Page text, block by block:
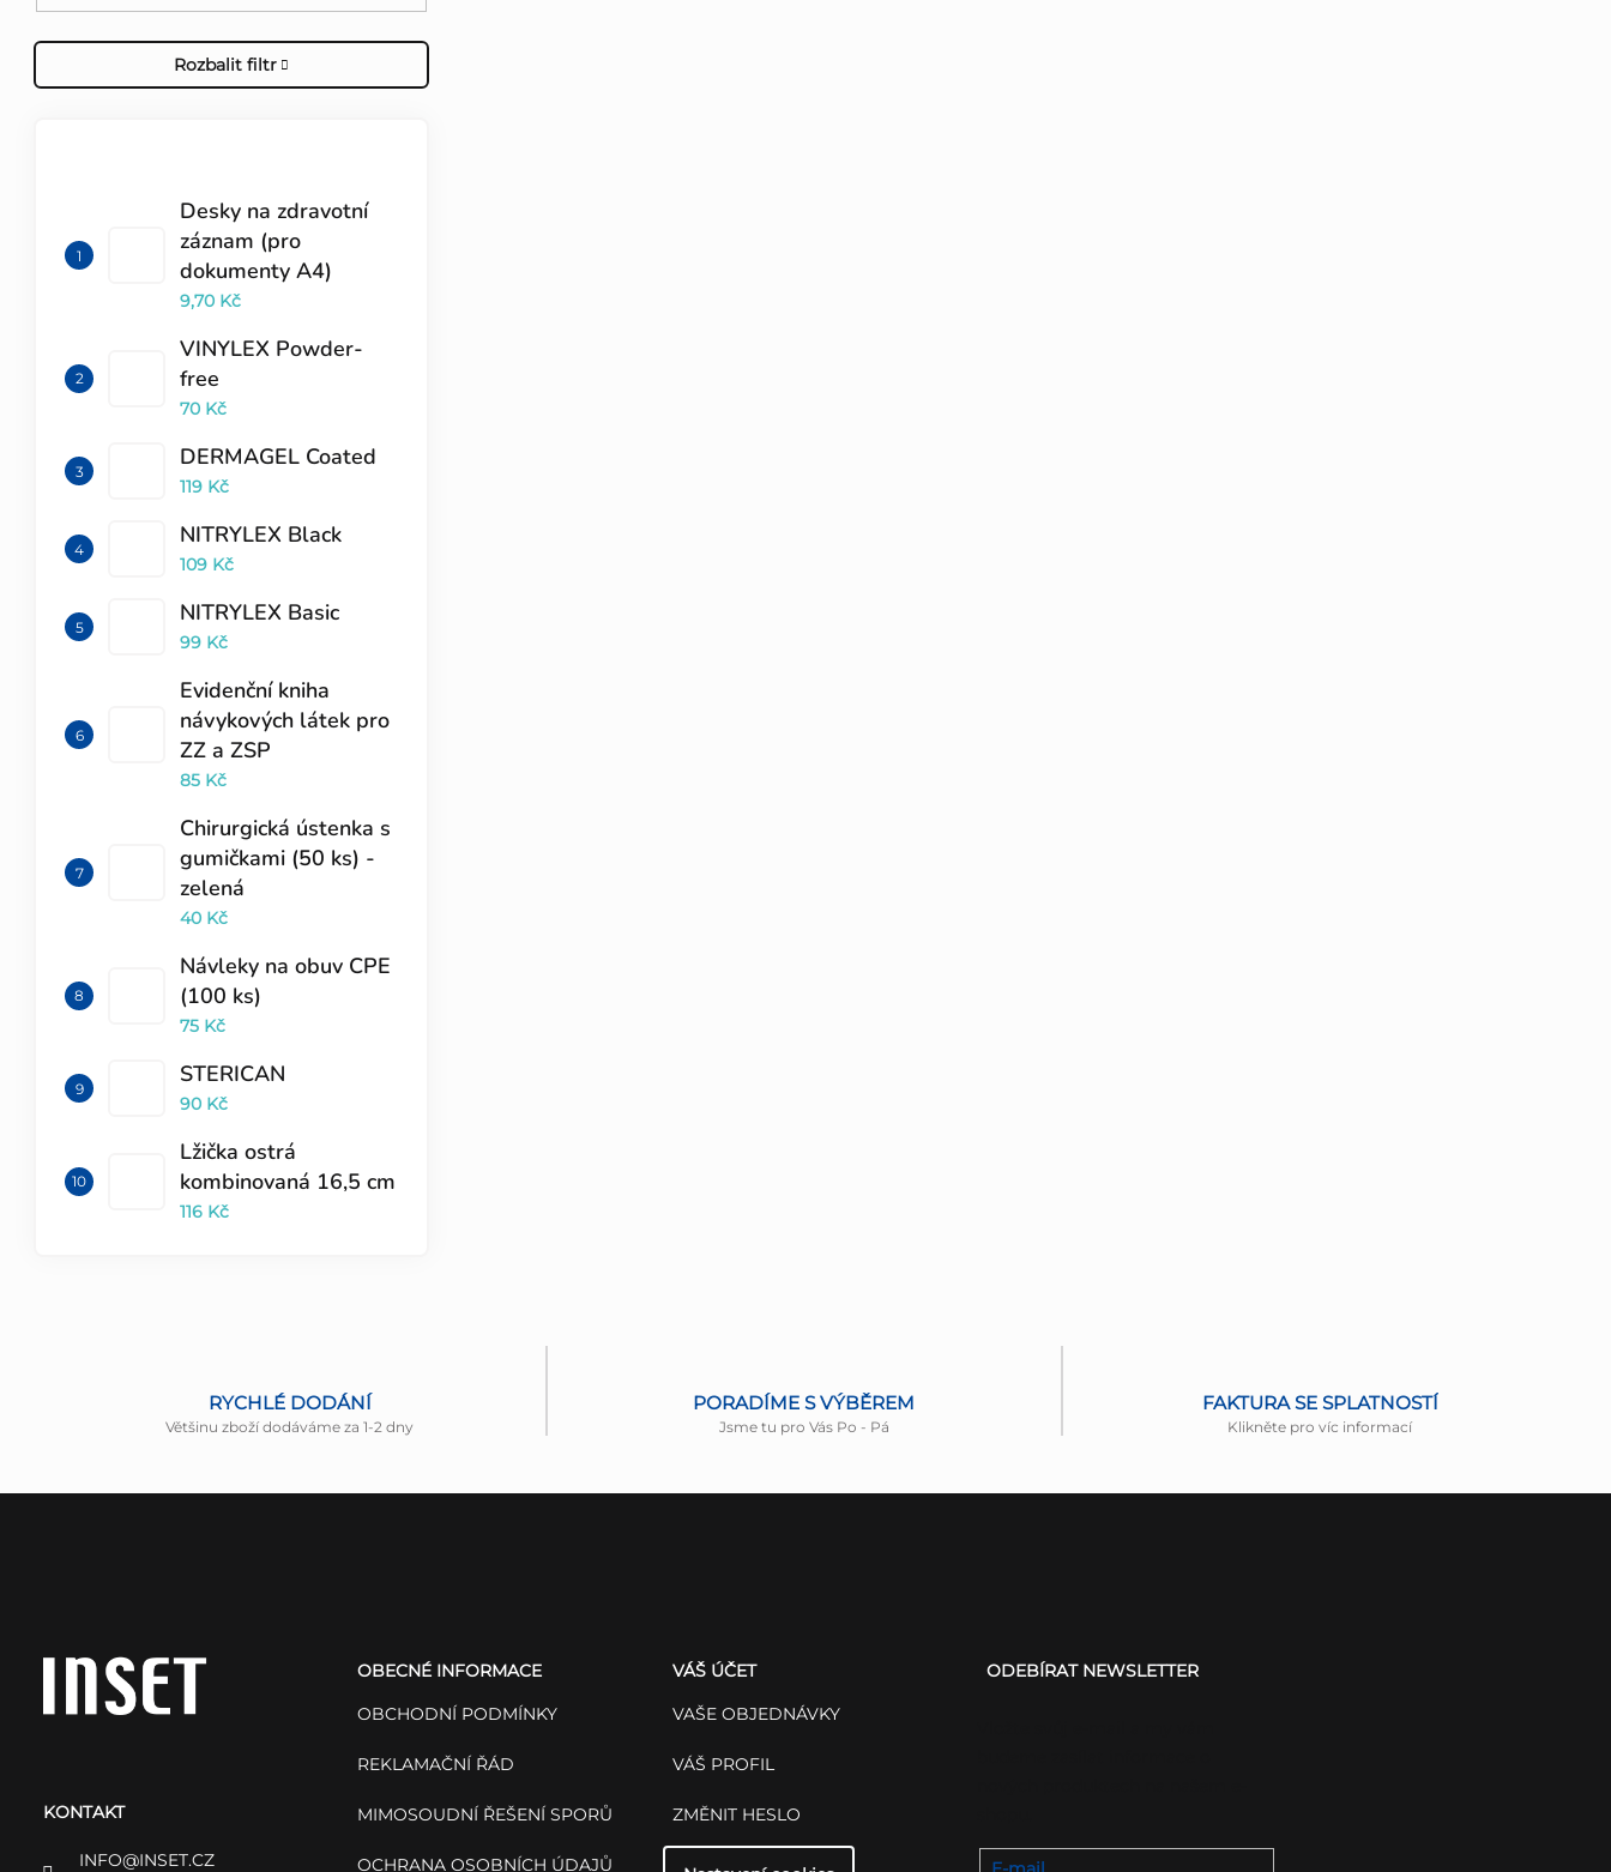
Rozbalit filtr
Desky na zdravotní
záznam (pro
dokumenty A4)
9,70 Kč
VINYLEX Powder-
free
70 Kč
DERMAGEL Coated
119 Kč
NITRYLEX Black
109 Kč
NITRYLEX Basic
99 Kč
Evidenční kniha
návykových látek pro
ZZ a ZSP
85 Kč
Chirurgická ústenka s
gumičkami (50 ks) -
zelená
40 Kč
Návleky na obuv CPE
(100 ks)
75 Kč
STERICAN
90 Kč
Lžička ostrá
kombinovaná 16,5 cm
116 Kč
RYCHLÉ DODÁNÍ
Většinu zboží dodáváme za 1-2 dny
PORADÍME S VÝBĚREM
Jsme tu pro Vás Po - Pá
FAKTURA SE SPLATNOSTÍ
Klikněte pro víc informací
KONTAKT
INFO@INSET.CZ
OBECNÉ INFORMACE
OBCHODNÍ PODMÍNKY
REKLAMAČNÍ ŘÁD
MIMOSOUDNÍ ŘEŠENÍ SPORŮ
OCHRANA OSOBNÍCH ÚDAJŮ
VÁŠ ÚČET
VAŠE OBJEDNÁVKY
VÁŠ PROFIL
ZMĚNIT HESLO
ODEBÍRAT NEWSLETTER